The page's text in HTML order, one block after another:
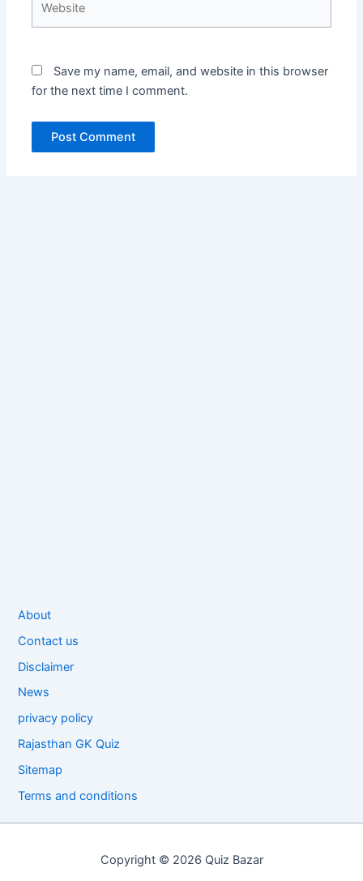
Save my name, email, and website in this browser
for the next time I comment.
About
Contact us
Disclaimer
News
privacy policy
Rajasthan GK Quiz
Sitemap
Terms and conditions
Copyright © 2026 Quiz Bazar